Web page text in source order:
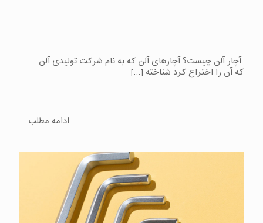
آچار آلن چیست؟ آچارهای آلن که به نام شرکت تولیدی آلن
که آن را اختراع کرد شناخته […]
ادامه مطلب